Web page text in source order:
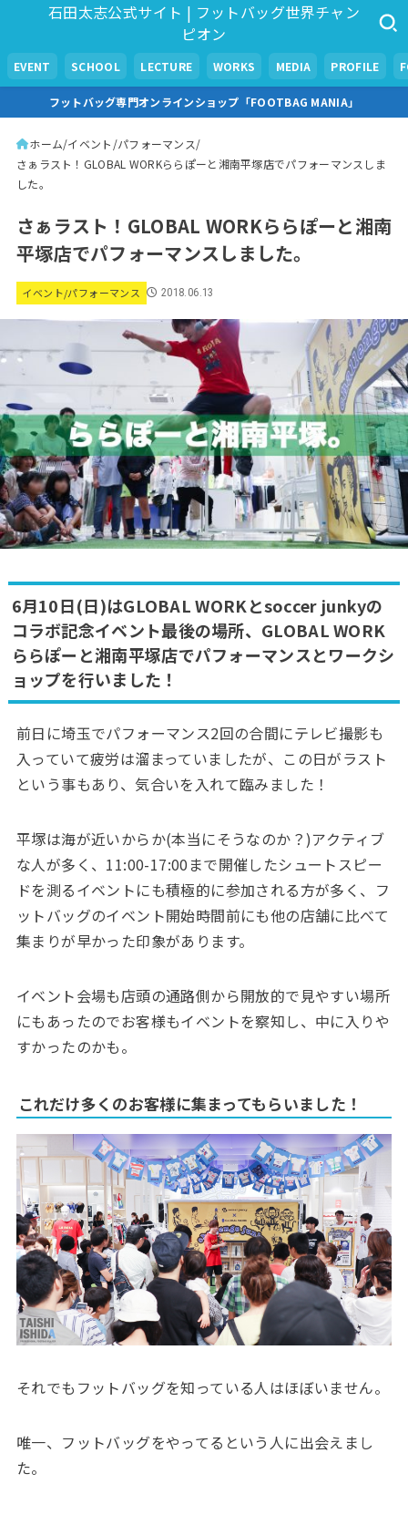
石田太志公式サイト | フットバッグ世界チャン
ピオン
EVENT SCHOOL LECTURE WORKS MEDIA PROFILE
フットバッグ専門オンラインショップ「FOOTBAG MANIA」
ホーム イベント/パフォーマンス
さぁラスト！GLOBAL WORKららぽーと湘南平塚店でパフォーマンスしま
した。
さぁラスト！GLOBAL WORKららぽーと湘南
平塚店でパフォーマンスしました。
イベント/パフォーマンス 2018.06.13
6月10日(日)はGLOBAL WORKとsoccer junkyの
コラボ記念イベント最後の場所、GLOBAL WORK
ららぽーと湘南平塚店でパフォーマンスとワークシ
ョップを行いました！
前日に埼玉でパフォーマンス2回の合間にテレビ撮影も
入っていて疲労は溜まっていましたが、この日がラスト
という事もあり、気合いを入れて臨みました！
平塚は海が近いからか(本当にそうなのか？)アクティブ
な人が多く、11:00-17:00まで開催したシュートスピー
ドを測るイベントにも積極的に参加される方が多く、フ
ットバッグのイベント開始時間前にも他の店舗に比べて
集まりが早かった印象があります。
イベント会場も店頭の通路側から開放的で見やすい場所
にもあったのでお客様もイベントを察知し、中に入りや
すかったのかも。
これだけ多くのお客様に集まってもらいました！
それでもフットバッグを知っている人はほぼいません。
唯一、フットバッグをやってるという人に出会えまし
た。